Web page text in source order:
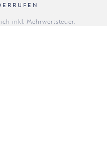
inkl. Mehrwertsteuer.